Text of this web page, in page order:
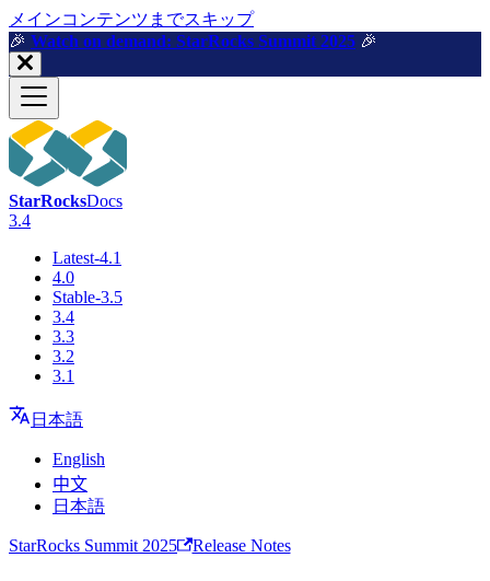
メインコンテンツまでスキップ
🎉️ Watch on demand: StarRocks Summit 2025 🎉️
StarRocksDocs
3.4
Latest-4.1
4.0
Stable-3.5
3.4
3.3
3.2
3.1
日本語
English
中文
日本語
StarRocks Summit 2025 Release Notes